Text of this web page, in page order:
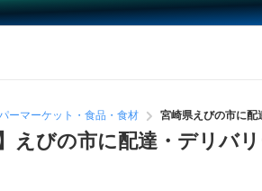
ーマーケット・食品・食材 宮崎県えびの市に配
えびの市に配達・デリバ